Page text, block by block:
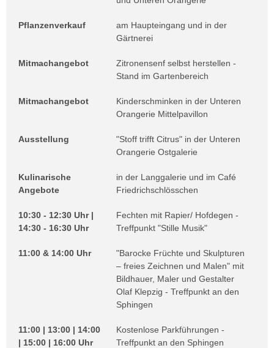
Pflanzenverkauf
am Haupteingang und in der
Gärtnerei
Mitmachangebot
Zitronensenf selbst herstellen -
Stand im Gartenbereich
Mitmachangebot
Kinderschminken in der Unteren
Orangerie Mittelpavillon
Ausstellung
"Stoff trifft Citrus" in der Unteren
Orangerie Ostgalerie
Kulinarische
Angebote
in der Langgalerie und im Café
Friedrichschlösschen
10:30 - 12:30 Uhr |
14:30 - 16:30 Uhr
Fechten mit Rapier/ Hofdegen -
Treffpunkt "Stille Musik"
11:00 & 14:00 Uhr
"Barocke Früchte und Skulpturen
– freies Zeichnen und Malen" mit
Bildhauer, Maler und Gestalter
Olaf Klepzig - Treffpunkt an den
Sphingen
11:00 | 13:00 | 14:00
| 15:00 | 16:00 Uhr
Kostenlose Parkführungen -
Treffpunkt an den Sphingen